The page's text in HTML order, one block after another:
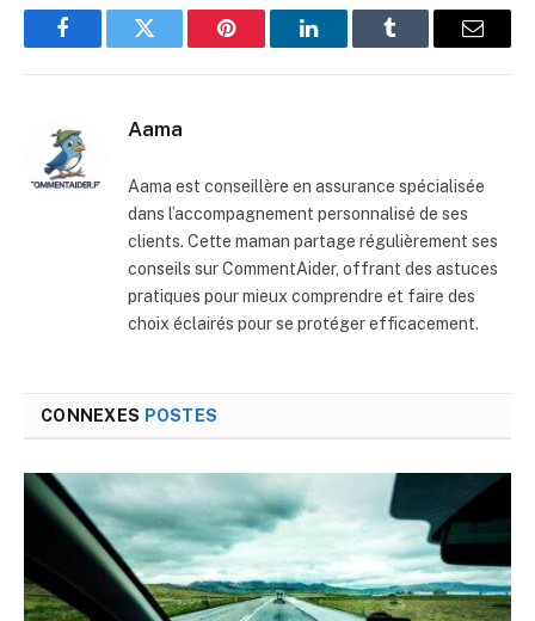
FacebookTwitter Pinterest LinkedInTumblr
E-
Aama
Aama est conseillère en assurance spécialisée
dans l’accompagnement personnalisé de ses
clients. Cette maman partage régulièrement ses
conseils sur CommentAider, offrant des astuces
pratiques pour mieux comprendre et faire des
choix éclairés pour se protéger efficacement.
CONNEXES POSTES